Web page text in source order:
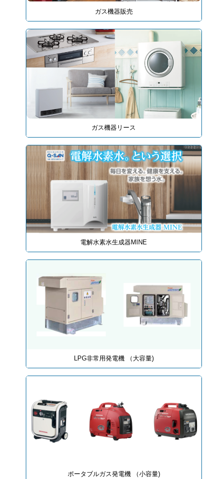
ガス機器販売
ガス機器リース
電解水素水生成器MINE
LPG非常用発電機 （大容量)
ポータブルガス発電機 （小容量)